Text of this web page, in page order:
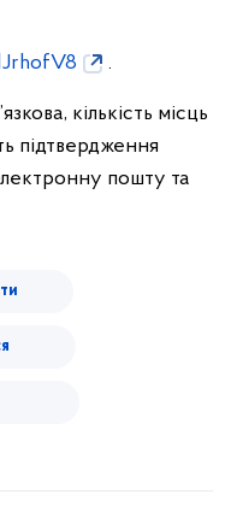
.
кількість місць
підтвердження
пошту та